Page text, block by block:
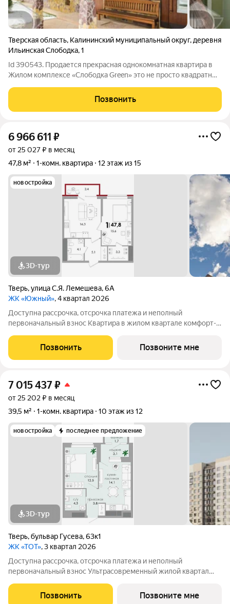
Тверская область, Калининский муниципальный округ, деревня
Ильинская Слободка,1
Id 390543. Продается прекрасная однокомнатная квартира в
Жилом комплексе «Слободка Green» это не просто квадратные
«городской гонки». Кирпичный дом 2023 года постройки, всего
4 этажа. Здесь
Позвонить
6 966 611 ₽
от 25 027 ₽ в месяц
47,8 м²
1-комн. квартира 12 этаж из 15
новостройка
3D-тур
Тверь,улица С.Я. Лемешева,6А
ЖК «Южный», 4 квартал 2026
Доступна рассрочка, отсрочка платежа и неполный
первоначальный взнос Квартира в жилом квартале комфорт-
остеклением с 5 этажа. Собственная котельная экономия на
коммунальных платежах. Премиальное
Позвонить Позвоните мне
7 015 437₽
от 25 202 ₽ в месяц
39,5 м²
1-комн. квартира 10 этаж из 12
новостройка последнее предложение
3D-тур
Тверь,бульвар Гусева,63к1
ЖК «ТОТ», 3 квартал 2026
Доступна рассрочка, отсрочка платежа и неполный
первоначальный взнос Ультрасовременный жилой квартал
Удобная локации вблизи бульвара Гусева с развитой
инфраструктурой: магазины, кафе, школа, детские
Позвонить Позвоните мне